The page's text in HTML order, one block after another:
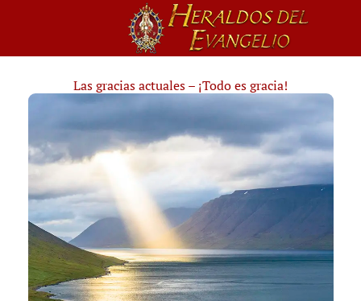
Las gracias actuales – ¡Todo es gracia!